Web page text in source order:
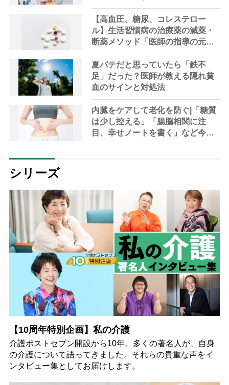
説】
【高血圧、糖尿、コレステロー
ル】生活習慣病の治療薬の減薬・
断薬メソッド「医師の指導の元、
段階的に」【医師解説】
夏バテだと思っていたら「鉄不
足」だった？医師が教える隠れ貧
血のサインと対処法
内臓をケアして老化を防ぐ|「糖質
は少し控える」「腸脳相関に注
目、幸せノートを書く」など今日
シリーズ
【10周年特別企画】私の介護
介護ポストセブン開設から10年。多くの著名人が、自身
の介護について語ってきました。それらの貴重な声をイ
ンタビュー集としてお届けします。